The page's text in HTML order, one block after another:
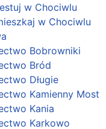
w Chociwlu
w Chociwlu
Bobrowniki
Bród
Długie
Kamienny Most
Kania
Karkowo